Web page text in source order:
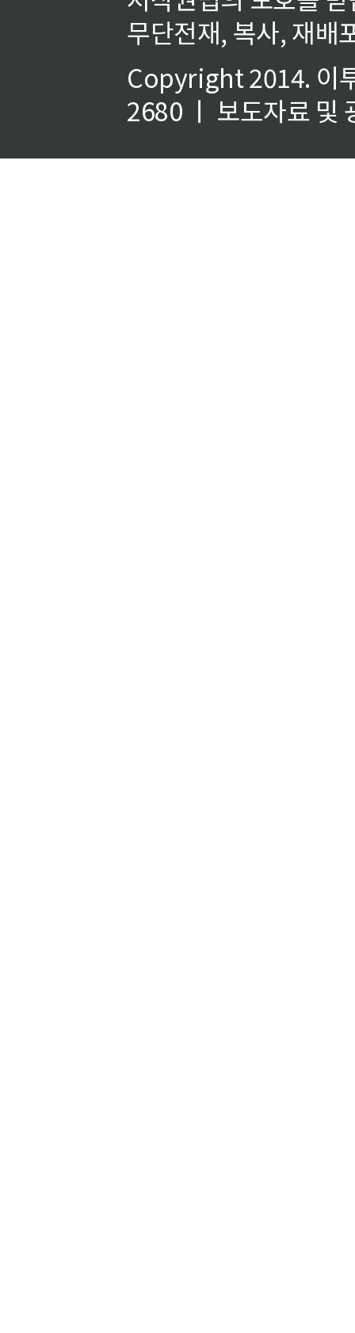
무단전재, 복사, 재배
Copyright 2014. 이
2680 ㅣ 보도자료